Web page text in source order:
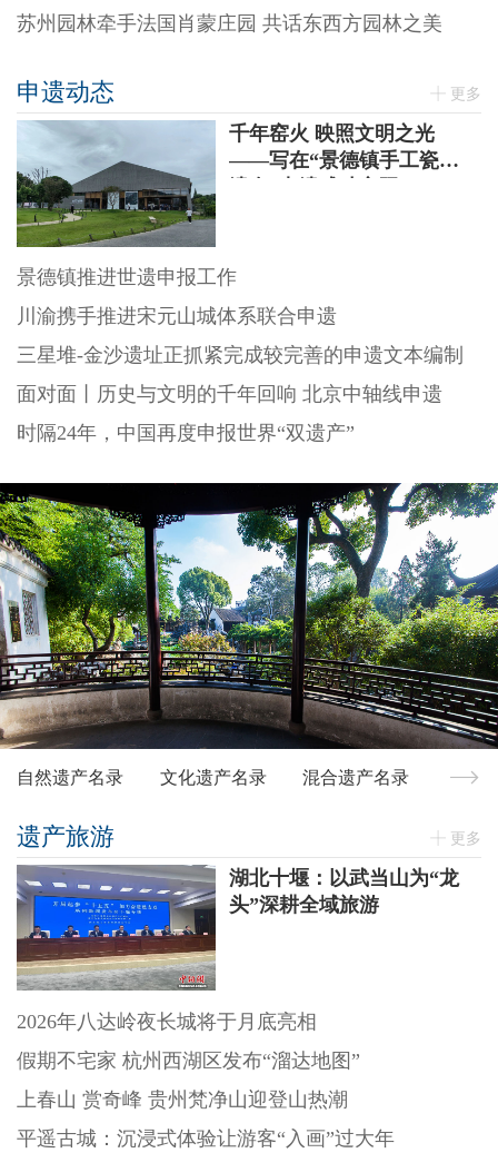
苏州园林牵手法国肖蒙庄园 共话东西方园林之美
申遗动态 更多
千年窑火 映照文明之光
——写在“景德镇手工瓷业
景德镇推进世遗申报工作
川渝携手推进宋元山城体系联合申遗
三星堆-金沙遗址正抓紧完成较完善的申遗文本编制
面对面丨历史与文明的千年回响 北京中轴线申遗
时隔24年，中国再度申报世界“双遗产”
自然遗产名录 文化遗产名录 混合遗产名录
遗产旅游 更多
湖北十堰：以武当山为“龙
头”深耕全域旅游
2026年八达岭夜长城将于月底亮相
假期不宅家 杭州西湖区发布“溜达地图”
上春山 赏奇峰 贵州梵净山迎登山热潮
平遥古城：沉浸式体验让游客“入画”过大年